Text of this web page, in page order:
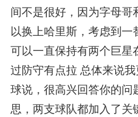
间不是很好，因为字母哥
以换上哈里斯，考虑到一
可以一直保持有两个巨星
过防守有点拉 总体来说
球说，很高兴回答你的问
思，两支球队都加入了关